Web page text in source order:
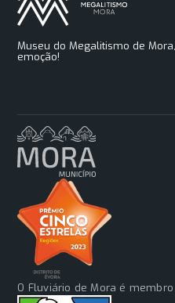
Museu do Megalitismo de
emoção!
O Fluviário de Mora é membro